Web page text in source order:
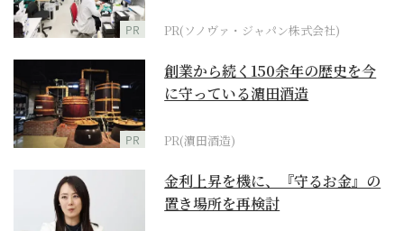
PR PR(ソノヴァ・ジャパン株式会社)
PR
創業から続く150余年の歴史を今
に守っている濵田酒造
PR(濵田酒造)
金利上昇を機に、『守るお金』の
置き場所を再検討